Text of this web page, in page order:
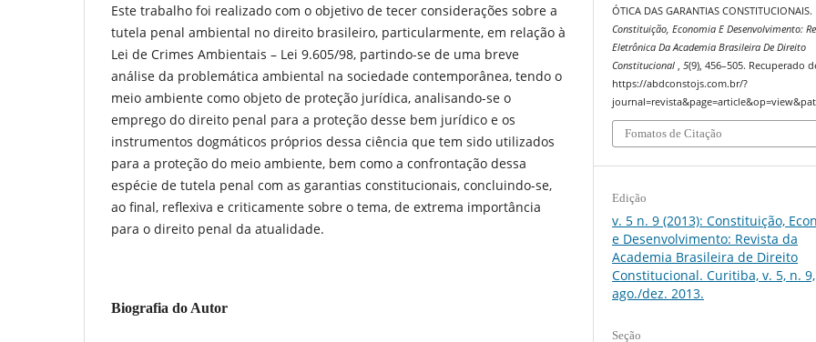
Este trabalho foi realizado com o objetivo de tecer considerações sobre a
tutela penal ambiental no direito brasileiro, particularmente, em relação à
Lei de Crimes Ambientais – Lei 9.605/98, partindo-se de uma breve
análise da problemática ambiental na sociedade contemporânea, tendo o
meio ambiente como objeto de proteção jurídica, analisando-se o
emprego do direito penal para a proteção desse bem jurídico e os
instrumentos dogmáticos próprios dessa ciência que tem sido utilizados
para a proteção do meio ambiente, bem como a confrontação dessa
espécie de tutela penal com as garantias constitucionais, concluindo-se,
ao final, reflexiva e criticamente sobre o tema, de extrema importância
para o direito penal da atualidade.
Biografia do Autor
ÓTICA DAS GARANTIAS CONSTITUCIONAIS.
Constituição, Economia E Desenvolvimento:
Eletrônica Da Academia Brasileira De Direito
Constitucional,5(9), 456–505. Recuperado
https://abdconstojs.com.br/?
Fomatos de Citação
Edição
v. 5 n. 9 (2013): Constituição,
e Desenvolvimento: Revista da
Academia Brasileira de Direito
Constitucional. Curitiba, v. 5, n. 9,
ago./dez. 2013.
Seção